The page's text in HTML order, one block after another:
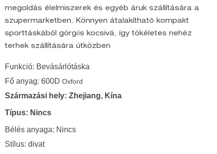
megoldás élelmiszerek és egyéb áruk szállítására a
szupermarketben. Könnyen átalakítható kompakt
sporttáskából görgős kocsivá, így tökéletes nehéz
terhek szállítására útközben
Funkció: Bevásárlótáska
Fő anyag: 600D Oxford
Származási hely: Zhejiang, Kína
Típus: Nincs
Bélés anyaga: Nincs
Stílus: divat